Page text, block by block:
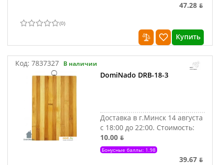
47.28 ƃ
(0)
Купить
Код: 7837327 В наличии
DomiNado DRB-18-3
Доставка в г.Минск 14 августа
с 18:00 до 22:00. Стоимость:
10.00 ƃ
Бонусные баллы: 1.98
39.67 ƃ